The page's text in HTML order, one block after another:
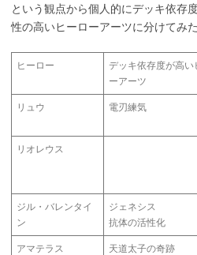
という観点から個人的にデッキ依存
性の高いヒーローアーツに分けてみた
ヒーロー
デッキ依存度が高い
ーアーツ
リュウ 電刃練気
リオレウス
ジル・バレンタイ
ン
ジェネシス
抗体の活性化
アマテラス 天道太子の奇跡